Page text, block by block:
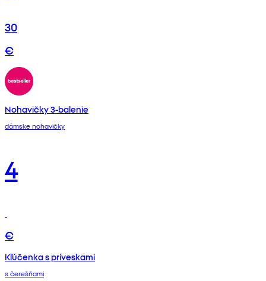
30
€
Nohavičky 3-balenie
dámske nohavičky
4
€
Kľúčenka s príveskami
s čerešňami